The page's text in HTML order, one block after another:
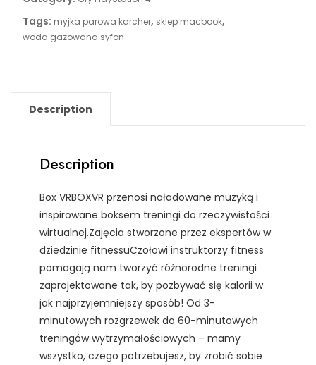
Tags: myjka parowa karcher, sklep macbook,
woda gazowana syfon
Description
Description
Box VRBOXVR przenosi naładowane muzyką i
inspirowane boksem treningi do rzeczywistości
wirtualnej.Zajęcia stworzone przez ekspertów w
dziedzinie fitnessuCzołowi instruktorzy fitness
pomagają nam tworzyć różnorodne treningi
zaprojektowane tak, by pozbywać się kalorii w
jak najprzyjemniejszy sposób! Od 3-
minutowych rozgrzewek do 60-minutowych
treningów wytrzymałościowych – mamy
wszystko, czego potrzebujesz, by zrobić sobie